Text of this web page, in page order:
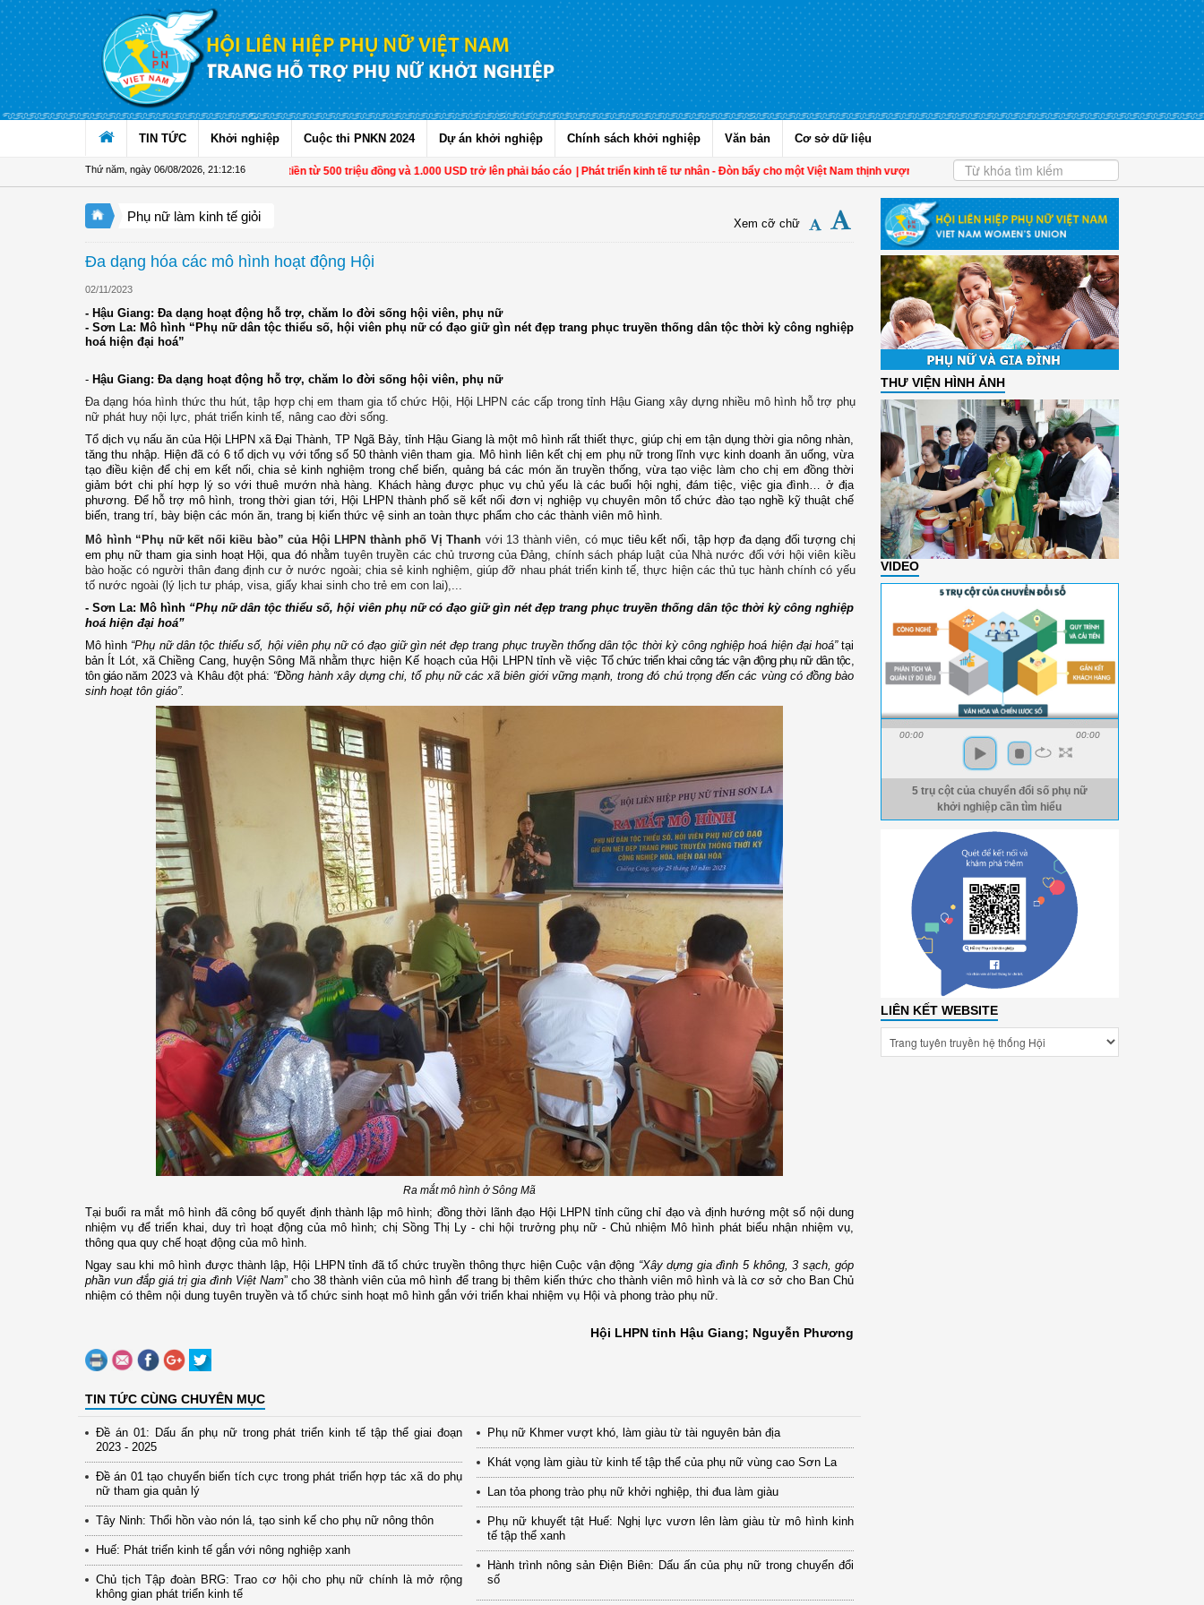
Truy cập nội dung luôn
TIN TỨC Khởi nghiệp Cuộc thi PNKN 2024 Dự án khởi nghiệp Chính sách khởi nghiệp Văn bản Cơ sở dữ liệu
Thứ năm, ngày 06/08/2026 21:12:17
Từ 1/11, chuyển tiền từ 500 triệu đồng và 1.000 USD trở lên phải báo cáo | Phát triển kinh tế tư nhân - Đòn bẩy cho một Việt Nam thịnh vượng | Hội LHPN tỉnh Kiên Giang biểu dương phụ nữ tiêu biểu
Phụ nữ làm kinh tế giỏi Xem cỡ chữ
Đa dạng hóa các mô hình hoạt động Hội
02/11/2023
- Hậu Giang: Đa dạng hoạt động hỗ trợ, chăm lo đời sống hội viên, phụ nữ
- Sơn La: Mô hình “Phụ nữ dân tộc thiểu số, hội viên phụ nữ có đạo giữ gìn nét đẹp trang phục truyền thống dân tộc thời kỳ công nghiệp
hoá hiện đại hoá”
- Hậu Giang: Đa dạng hoạt động hỗ trợ, chăm lo đời sống hội viên, phụ nữ
Đa dạng hóa hình thức thu hút, tập hợp chị em tham gia tổ chức Hội, Hội LHPN các cấp trong tỉnh Hậu Giang xây dựng nhiều mô hình hỗ trợ phụ
nữ phát huy nội lực, phát triển kinh tế, nâng cao đời sống.
Tổ dịch vụ nấu ăn của Hội LHPN xã Đại Thành, TP Ngã Bảy, tỉnh Hậu Giang là một mô hình rất thiết thực, giúp chị em tận dụng thời gia nông nhàn,
tăng thu nhập. Hiện đã có 6 tổ dịch vụ với tổng số 50 thành viên tham gia. Mô hình liên kết chị em phụ nữ trong lĩnh vực kinh doanh ăn uống, vừa
tạo điều kiện để chị em kết nối, chia sẻ kinh nghiệm trong chế biến, quảng bá các món ăn truyền thống, vừa tạo việc làm cho chị em đồng thời
giảm bớt chi phí hợp lý so với thuê mướn nhà hàng. Khách hàng được phục vụ chủ yếu là các buổi hội nghị, đám tiệc, việc gia đình… ở địa
phương. Để hỗ trợ mô hình, trong thời gian tới, Hội LHPN thành phố sẽ kết nối đơn vị nghiệp vụ chuyên môn tổ chức đào tạo nghề kỹ thuật chế
biến, trang trí, bày biện các món ăn, trang bị kiến thức vệ sinh an toàn thực phẩm cho các thành viên mô hình.
Mô hình “Phụ nữ kết nối kiều bào” của Hội LHPN thành phố Vị Thanh với 13 thành viên, cómục tiêu kết nối, tập hợp đa dạng đối tượng chị
em phụ nữ tham gia sinh hoạt Hội, qua đó nhằm tuyên truyền các chủ trương của Đảng, chính sách pháp luật của Nhà nước đối với hội viên kiều
bào hoặc có người thân đang định cư ở nước ngoài; chia sẻ kinh nghiệm, giúp đỡ nhau phát triển kinh tế, thực hiện các thủ tục hành chính có yếu
tố nước ngoài (lý lịch tư pháp, visa, giấy khai sinh cho trẻ em con lai),...
- Sơn La: Mô hình “Phụ nữ dân tộc thiểu số, hội viên phụ nữ có đạo giữ gìn nét đẹp trang phục truyền thống dân tộc thời kỳ công nghiệp
hoá hiện đại hoá”
Mô hình “Phụ nữ dân tộc thiểu số, hội viên phụ nữ có đạo giữ gìn nét đẹp trang phục truyền thống dân tộc thời kỳ công nghiệp hoá hiện đại hoá”tại
bản Ít Lót, xã Chiềng Cang, huyện Sông Mã nhằm thực hiện Kế hoạch của Hội LHPN tỉnhvề việc Tổ chức triển khai công tác vận động phụ nữ dân tộc,
tôn giáonăm 2023 và Khâu đột phá: “Đồng hành xây dựng chi, tổ phụ nữ các xã biên giới vững mạnh , trong đó chú trọng đến các vùng có đồng bào
sinh hoạt tôn giáo”.
Ra mắt mô hình ở Sông Mã
Tại buổi ra mắt mô hình đã công bố quyết định thành lập mô hình; đồng thời lãnh đạo Hội LHPN tỉnh cũng chỉ đạo và định hướng một số nội dung
nhiệm vụ để triển khai, duy trì hoạt động của mô hình; chị Sồng Thị Ly - chi hội trưởng phụ nữ - Chủ nhiệm Mô hình phát biểu nhận nhiệm vụ,
thông qua quy chế hoạt động của mô hình.
Ngay sau khi mô hình được thành lập, Hội LHPN tỉnh đã tổ chức truyền thông thực hiện Cuộc vận động “Xây dựng gia đình 5 không, 3 sạch, góp
phần vun đắp giá trị gia đình Việt Nam” cho 38 thành viên của mô hình để trang bị thêm kiến thức cho thành viên mô hình và là cơ sở cho Ban Chủ
nhiệm có thêm nội dung tuyên truyền và tổ chức sinh hoạt mô hình gắn với triển khai nhiệm vụ Hội và phong trào phụ nữ.
Hội LHPN tỉnh Hậu Giang; Nguyễn Phương
TIN TỨC CÙNG CHUYÊN MỤC
Đề án 01: Dấu ấn phụ nữ trong phát triển kinh tế tập thể giai đoạn
2023 - 2025
Đề án 01 tạo chuyển biến tích cực trong phát triển hợp tác xã do phụ
nữ tham gia quản lý
Tây Ninh: Thổi hồn vào nón lá, tạo sinh kế cho phụ nữ nông thôn
Huế: Phát triển kinh tế gắn với nông nghiệp xanh
Chủ tịch Tập đoàn BRG: Trao cơ hội cho phụ nữ chính là mở rộng
không gian phát triển kinh tế
Phụ nữ Khmer vượt khó, làm giàu từ tài nguyên bản địa
Khát vọng làm giàu từ kinh tế tập thể của phụ nữ vùng cao Sơn La
Lan tỏa phong trào phụ nữ khởi nghiệp, thi đua làm giàu
Phụ nữ khuyết tật Huế: Nghị lực vươn lên làm giàu từ mô hình kinh
tế tập thể xanh
Hành trình nông sản Điện Biên: Dấu ấn của phụ nữ trong chuyển đổi
số
THƯ VIỆN HÌNH ẢNH
VIDEO
00:00 00:00
5 trụ cột của chuyển đổi số phụ nữ
khởi nghiệp cần tìm hiểu
LIÊN KẾT WEBSITE